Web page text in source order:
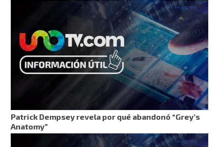
Patrick Dempsey revela por qué abandonó “Grey’s
Anatomy”